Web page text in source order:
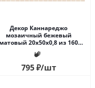
Декор Каннареджо
мозаичный бежевый
матовый 20x50x0,8 из 160
частей 2,3х2,3
795₽/шт